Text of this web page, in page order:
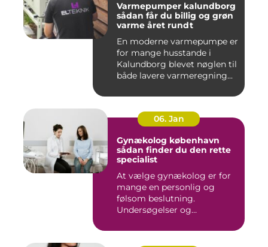
Varmepumper kalundborg
sådan får du billig og grøn
varme året rundt
En moderne varmepumpe er
for mange husstande i
Kalundborg blevet nøglen til
både lavere varmeregning...
06. Jan
Gynækolog københavn
sådan finder du den rette
specialist
At vælge gynækolog er for
mange en personlig og
følsom beslutning.
Undersøgelser og